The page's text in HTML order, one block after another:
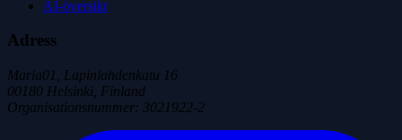
AI-översikt
Adress
Maria01, Lapinlahdenkatu 16
00180 Helsinki, Finland
Organisationsnummer: 3021922-2